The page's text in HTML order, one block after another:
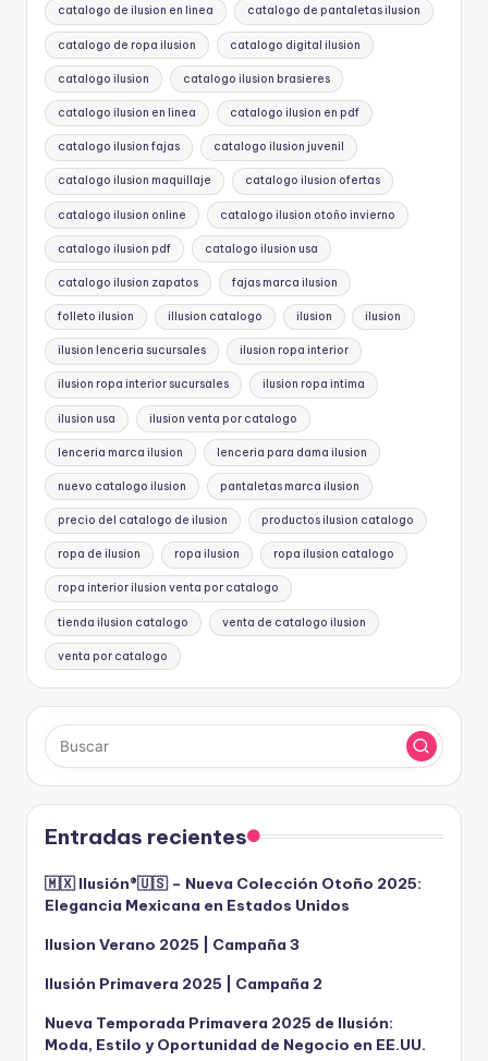
catalogo de ilusion en linea catalogo de pantaletas ilusion
catalogo de ropa ilusion catalogo digital ilusion
catalogo ilusion catalogo ilusion brasieres
catalogo ilusion en linea catalogo ilusion en pdf
catalogo ilusion fajas catalogo ilusion juvenil
catalogo ilusion maquillaje catalogo ilusion ofertas
catalogo ilusion online catalogo ilusion otoño invierno
catalogo ilusion pdf catalogo ilusion usa
catalogo ilusion zapatos fajas marca ilusion
folleto ilusion illusion catalogo ilusion ilusion
ilusion lenceria sucursales ilusion ropa interior
ilusion ropa interior sucursales ilusion ropa intima
ilusion usa ilusion venta por catalogo
lenceria marca ilusion lenceria para dama ilusion
nuevo catalogo ilusion pantaletas marca ilusion
precio del catalogo de ilusion productos ilusion catalogo
ropa de ilusion ropa ilusion ropa ilusion catalogo
ropa interior ilusion venta por catalogo
tienda ilusion catalogo venta de catalogo ilusion
venta por catalogo
Entradas recientes
🇲🇽 Ilusión®️🇺🇸 – Nueva Colección Otoño 2025:
Elegancia Mexicana en Estados Unidos
Ilusion Verano 2025 | Campaña 3
Ilusión Primavera 2025 | Campaña 2
Nueva Temporada Primavera 2025 de Ilusión:
Moda, Estilo y Oportunidad de Negocio en EE.UU.